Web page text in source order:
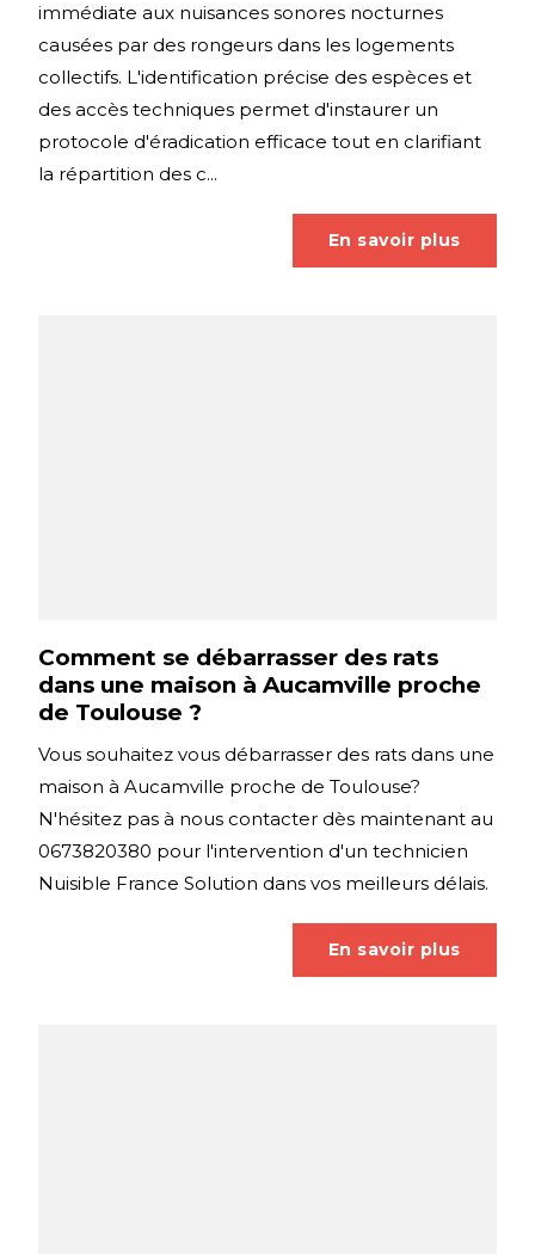
immédiate aux nuisances sonores nocturnes
causées par des rongeurs dans les logements
collectifs. L'identification précise des espèces et
des accès techniques permet d'instaurer un
protocole d'éradication efficace tout en clarifiant
la répartition des c...
En savoir plus
Comment se débarrasser des rats
dans une maison à Aucamville proche
de Toulouse ?
Vous souhaitez vous débarrasser des rats dans une
maison à Aucamville proche de Toulouse?
N'hésitez pas à nous contacter dès maintenant au
0673820380 pour l'intervention d'un technicien
Nuisible France Solution dans vos meilleurs délais.
En savoir plus